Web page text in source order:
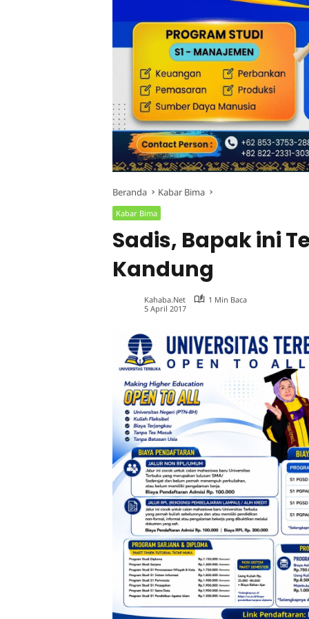
Beranda Kabar Bima
Kabar Bima
Sadis, Bapak ini
Kandung
Kahaba.net
1 Min Baca
5 April 2017